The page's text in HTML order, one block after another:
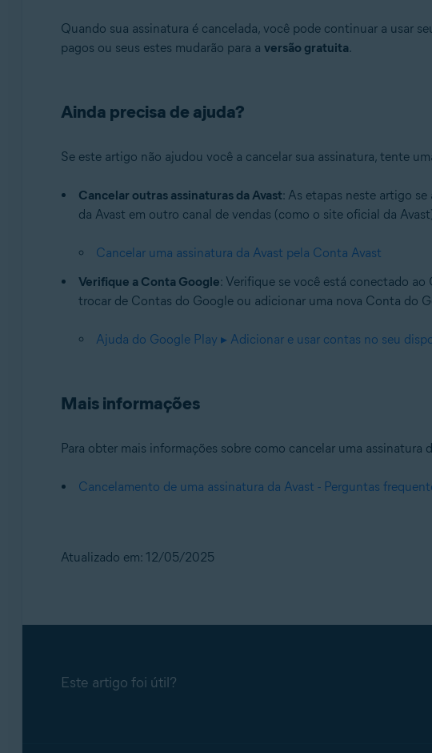
Quando sua assinatura é cancelada, você pode continuar a usar
pagos ou seus estes mudarão para a versão gratuita.
Ainda precisa de ajuda?
Se este artigo não ajudou você a cancelar sua assinatura, tente
Cancelar outras assinaturas da Avast: As etapas neste artigo
da Avast em outro canal de vendas (como o site oficial da
Cancelar uma assinatura da Avast pela Conta Avast
Verifique a Conta Google: Verifique se você está conectado
trocar de Contas do Google ou adicionar uma nova Conta do
Ajuda do Google Play ▸ Adicionar e usar contas no seu
Mais informações
Para obter mais informações sobre como cancelar uma assinatura
Cancelamento de uma assinatura da Avast - Perguntas
Atualizado em: 12/05/2025
Este artigo foi útil?